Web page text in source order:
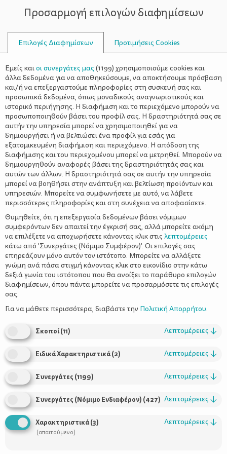
ΣΥΜΒΟΥΛΟΙ
ΑΝΑΤΡΟΦΉ ΠΑΙΔΙΏΝ
Πόσο απλά είναι τα «απλά» πράγματα;
Χρήσιμοι Σύνδεσμοι
Τι είναι το ΔΕΛΤΑ moms
Προσαρμογή επιλογών διαφημίσεων
Επιλογές Διαφημίσεων Προτιμήσεις Cookies
Εμείς καιοι συνεργάτες μας (1199) χρησιμοποιούμε cookies και
άλλα δεδομένα για να αποθηκεύσουμε, να αποκτήσουμε πρόσβαση
και/ή να επεξεργαστούμε πληροφορίες στη συσκευή σας και
προσωπικά δεδομένα, όπως μοναδικούς αναγνωριστικούς και
ιστορικό περιήγησης. Η διαφήμιση και το περιεχόμενο μπορούν να
προσωποποιηθούν βάσει του προφίλ σας. Η δραστηριότητά σας σε
αυτήν την υπηρεσία μπορεί να χρησιμοποιηθεί για να
δημιουργήσει ή να βελτιώσει ένα προφίλ για εσάς για
εξατομικευμένη διαφήμιση και περιεχόμενο. Η απόδοση της
διαφήμισης και του περιεχομένου μπορεί να μετρηθεί. Μπορούν να
δημιουργηθούν αναφορές βάσει της δραστηριότητάς σας και
αυτών των άλλων. Η δραστηριότητά σας σε αυτήν την υπηρεσία
μπορεί να βοηθήσει στην ανάπτυξη και βελτίωση προϊόντων και
υπηρεσιών. Μπορείτε να συμφωνήσετε με αυτό, να λάβετε
περισσότερες πληροφορίες και στη συνέχεια να αποφασίσετε.
Θυμηθείτε, ότι η επεξεργασία δεδομένων βάσει νόμιμων
συμφερόντων δεν απαιτεί την έγκρισή σας, αλλά μπορείτε ακόμη
να επιλέξετε να αποχωρήσετε κάνοντας κλικ στις λεπτομέρειες
κάτω από 'Συνεργάτες (Νόμιμο Συμφέρον)'. Οι επιλογές σας
επηρεάζουν μόνο αυτόν τον ιστότοπο. Μπορείτε να αλλάξετε
γνώμη ανά πάσα στιγμή κάνοντας κλικ στο εικονίδιο στην κάτω
δεξιά γωνία του ιστότοπου που θα ανοίξει το παράθυρο επιλογών
διαφημίσεων, όπου πάντα μπορείτε να προσαρμόσετε τις επιλογές
σας.
Για να μάθετε περισσότερα, διαβάστε την Πολιτική Απορρήτου.
Σκοποί(11) Λεπτομέρειες ↓
Ειδικά Χαρακτηριστικά(2) Λεπτομέρειες ↓
Συνεργάτες (1199) Λεπτομέρειες ↓
Συνεργάτες (Νόμιμο Ενδιαφέρον) (427) Λεπτομέρειες ↓
Χαρακτηριστικά(3)
(απαιτούμενο)
Λεπτομέρειες ↓